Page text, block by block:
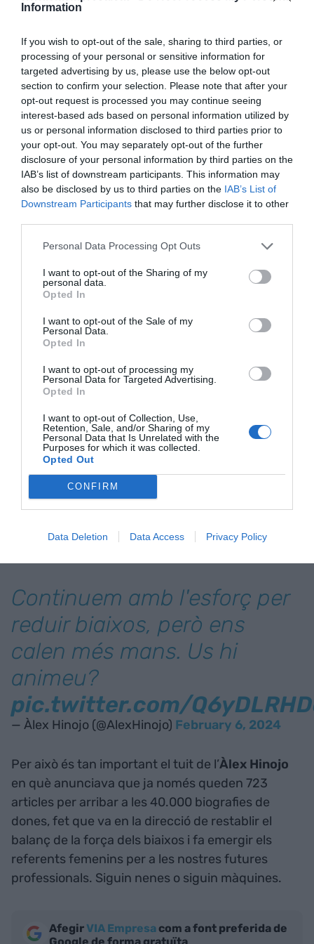
Information
If you wish to opt-out of the sale, sharing to third parties, or
processing of your personal or sensitive information for
targeted advertising by us, please use the below opt-out
section to confirm your selection. Please note that after your
opt-out request is processed you may continue seeing
interest-based ads based on personal information utilized by
us or personal information disclosed to third parties prior to
your opt-out. You may separately opt-out of the further
disclosure of your personal information by third parties on the
IAB’s list of downstream participants. This information may
also be disclosed by us to third parties on the IAB’s List of
Downstream Participants that may further disclose it to other
Personal Data Processing Opt Outs
I want to opt-out of the Sharing of my
personal data.
Opted In
I want to opt-out of the Sale of my
Personal Data.
Opted In
I want to opt-out of processing my
Personal Data for Targeted Advertising.
Opted In
I want to opt-out of Collection, Use,
Retention, Sale, and/or Sharing of my
Personal Data that Is Unrelated with the
Purposes for which it was collected.
Opted Out
CONFIRM
Data Deletion Data Access Privacy Policy
concepte filosòfic sobre el qual portem debatent
des deTales de Milet. I si no ho hem resolt des de
llavors, tampoc esperem que Viquipèdia ens ho
solucioni, ni és la seva missió. Les afirmacions i les
dades que s’hi publiquen han d’estar basades en
fonts primàries; si les fonts primàries no són
certes, tampoc ho serà el contingut de
Viquipèdia. Viquipèdia conté un recull de la veritat
publicada, un fotograma de la pel·lícula sense fi
del coneixement.
Viquipèdia és també una font de dades
d’entrenament per a grans models de llenguatge.
Així, quan els ChatGPT i altres serveis d’IA
generativa generen continguts, ho fan gràcies a
coneixement que han extret també de
Viquipèdia. Si el que hi ha està esbiaixat, és
inexacte o no reflecteix la visió del món de la
nostra cultura (o la que sigui) no esperem trobar-
nos-la en un futur i molt menys que les màquines
la coneguin.
Estem a 723 articles
d'arribar a la xifra de 40.000
biografies de dones a la
@Viquipediaen català.
Continuem amb l'esforç per
reduir biaixos, però ens
calen més mans. Us hi
animeu?
pic.twitter.com/
— Àlex Hinojo (@AlexHinojo) February 6, 2024
Per això és tan important el tuit de l’Àlex Hinojo
en què anunciava que ja només queden 723
articles per arribar a les 40.000 biografies de
dones, fet que va en la direcció de restablir el
balanç de la força dels biaixos i fa emergir els
referents femenins per a les nostres futures
professionals. Siguin nenes o siguin màquines.
AfegirVIA Empresa com a font preferida de